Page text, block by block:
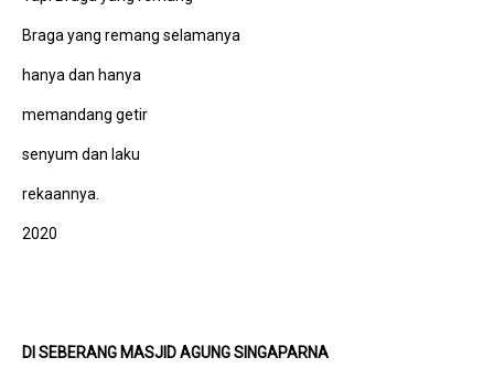
Braga yang remang selamanya
hanya dan hanya
memandang getir
senyum dan laku
rekaannya.
2020
DI SEBERANG MASJID AGUNG SINGAPARNA